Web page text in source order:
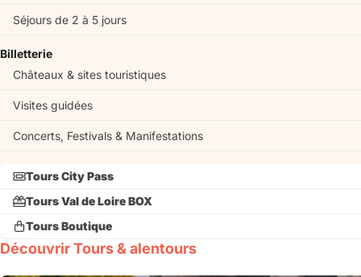
Séjours de 2 à 5 jours
Billetterie
Châteaux & sites touristiques
Visites guidées
Concerts, Festivals & Manifestations
Tours City Pass
Tours Val de Loire BOX
Tours Boutique
Découvrir Tours & alentours